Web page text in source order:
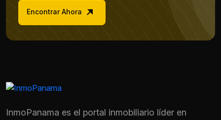
Encontrar Ahora
InmoPanama es el portal inmobiliario líder en